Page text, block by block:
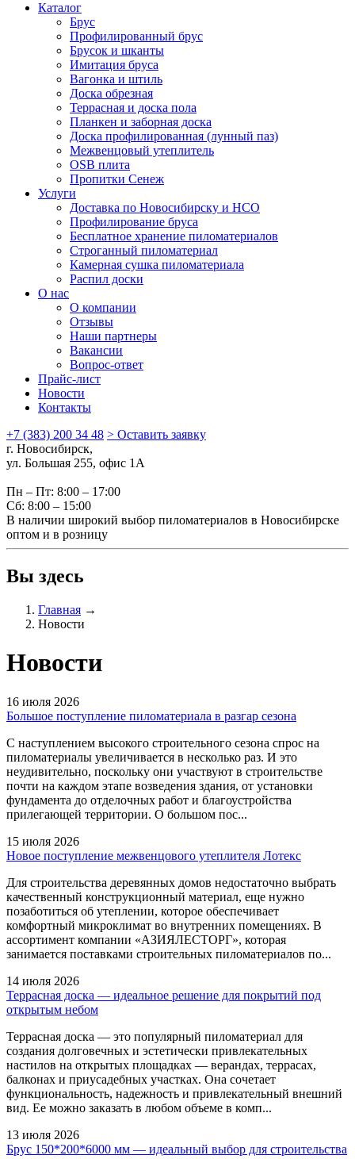
Каталог
Брус
Профилированный брус
Брусок и шканты
Имитация бруса
Вагонка и штиль
Доска обрезная
Террасная и доска пола
Планкен и заборная доска
Доска профилированная (лунный паз)
Межвенцовый утеплитель
OSB плита
Пропитки Сенеж
Услуги
Доставка по Новосибирску и НСО
Профилирование бруса
Бесплатное хранение пиломатериалов
Строганный пиломатериал
Камерная сушка пиломатериала
Распил доски
О нас
О компании
Отзывы
Наши партнеры
Вакансии
Вопрос-ответ
Прайс-лист
Новости
Контакты
+7 (383) 200 34 48 > Оставить заявку
г. Новосибирск,
ул. Большая 255, офис 1А
Пн – Пт: 8:00 – 17:00
Сб: 8:00 – 15:00
В наличии широкий выбор пиломатериалов в Новосибирске
оптом и в розницу
Вы здесь
Главная →
Новости
Новости
16 июля 2026
Большое поступление пиломатериала в разгар сезона
С наступлением высокого строительного сезона спрос на
пиломатериалы увеличивается в несколько раз. И это
неудивительно, поскольку они участвуют в строительстве
почти на каждом этапе возведения здания, от установки
фундамента до отделочных работ и благоустройства
прилегающей территории. О большом пос...
15 июля 2026
Новое поступление межвенцового утеплителя Лотекс
Для строительства деревянных домов недостаточно выбрать
качественный конструкционный материал, еще нужно
позаботиться об утеплении, которое обеспечивает
комфортный микроклимат во внутренних помещениях. В
ассортимент компании «АЗИЯЛЕСТОРГ», которая
занимается поставками строительных пиломатериалов по...
14 июля 2026
Террасная доска — идеальное решение для покрытий под
открытым небом
Террасная доска — это популярный пиломатериал для
создания долговечных и эстетически привлекательных
настилов на открытых площадках — верандах, террасах,
балконах и приусадебных участках. Она сочетает
функциональность, надежность и привлекательный внешний
вид. Ее можно заказать в любом объеме в комп...
13 июля 2026
Брус 150*200*6000 мм — идеальный выбор для строительства